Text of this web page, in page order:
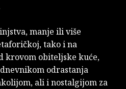
manje ili više
tako i na
krovom obiteljske kuće,
odrastanja
ali i nostalgijom za